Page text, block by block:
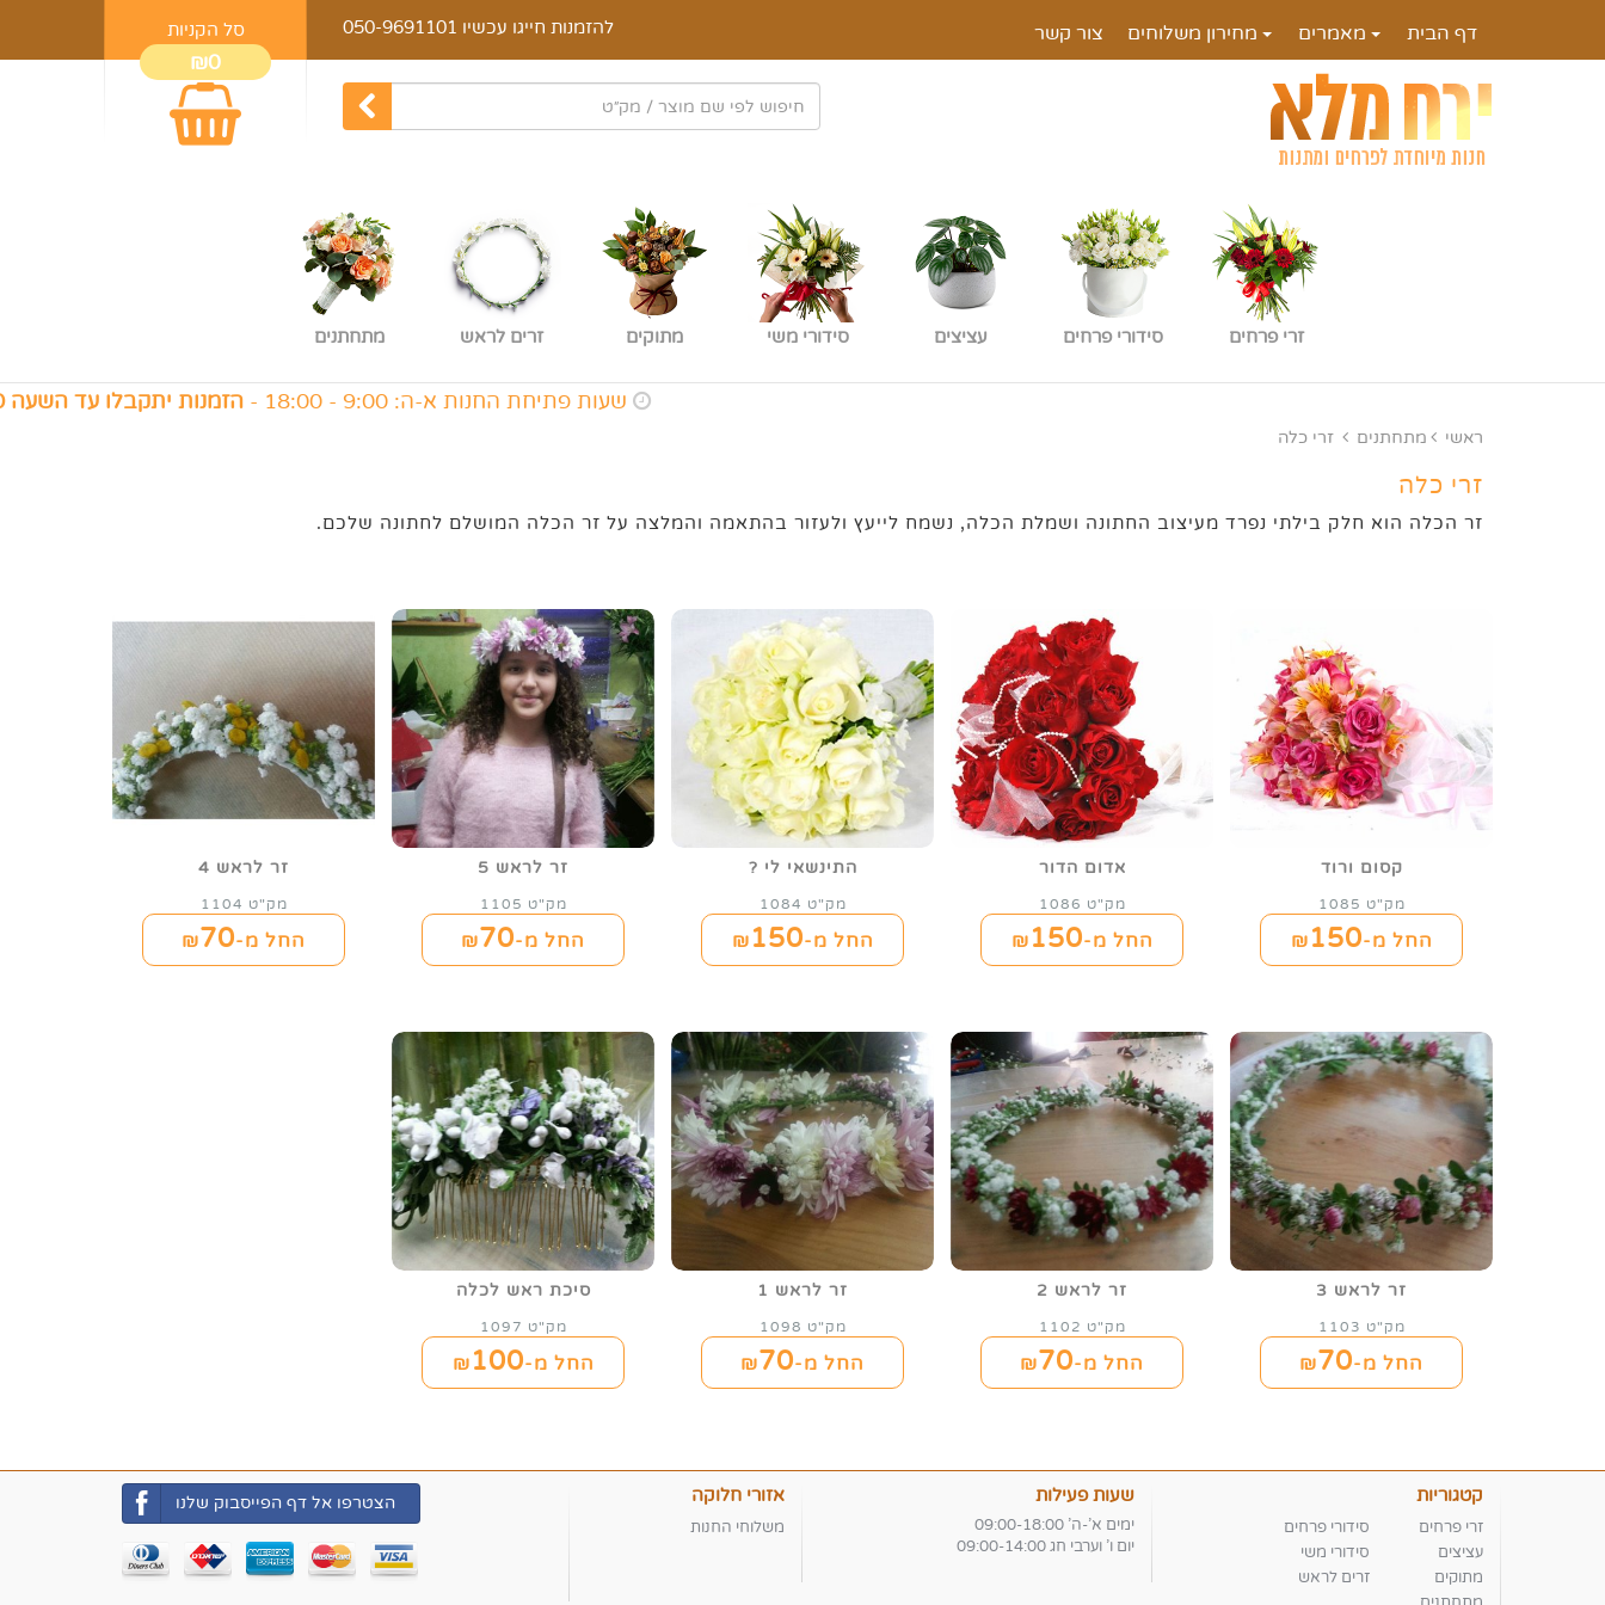
סל הקניות
₪0
להזמנות חייגו עכשיו 050-9691101 דף הבית מאמרים מחירון משלוחים צור קשר
זרי פרחים סידורי פרחים עציצים סידורי משי מתוקים זרים לראש מתחתנים
שעות פתיחת החנות א-ה: 9:00 - 18:00 - הזמנות יתקבלו עד השעה 16:00 ,
ראשי מתחתנים זרי כלה
זרי כלה
זר הכלה הוא חלק בילתי נפרד מעיצוב החתונה ושמלת הכלה, נשמח לייעץ ולעזור בהתאמה והמלצה על זר הכלה המושלם לחתונה שלכם.
קסום ורוד
מק"ט 1085
החל מ-₪150
אדום הדור
מק"ט 1086
החל מ-₪150
התינשאי לי ?
מק"ט 1084
החל מ-₪150
זר לראש 5
מק"ט 1105
החל מ-₪70
זר לראש 4
מק"ט 1104
החל מ-₪70
זר לראש 3
מק"ט 1103
החל מ-₪70
זר לראש 2
מק"ט 1102
החל מ-₪70
זר לראש 1
מק"ט 1098
החל מ-₪70
סיכת ראש לכלה
מק"ט 1097
החל מ-₪100
קטגוריות
זרי פרחים
סידורי פרחים
עציצים
סידורי משי
מתוקים
זרים לראש
שעות פעילות
ימים א'-ה' 09:00-18:00
יום ו' וערבי חג 09:00-14:00
אזורי חלוקה
משלוחי החנות
הצטרפו אל דף הפייסבוק שלנו